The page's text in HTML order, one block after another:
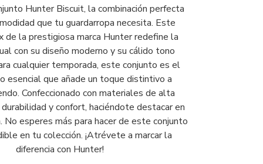
Hunter Biscuit, la combinación perfecta
que tu guardarropa necesita. Este
de la prestigiosa marca Hunter redefine la
con su diseño moderno y su cálido tono
cualquier temporada, este conjunto es el
esencial que añade un toque distintivo a
Confeccionado con materiales de alta
y confort, haciéndote destacar en
No esperes más para hacer de este conjunto
en tu colección. ¡Atrévete a marcar la
diferencia con Hunter!